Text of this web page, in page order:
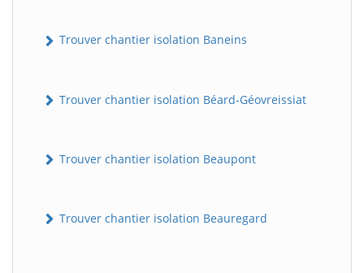
Trouver chantier isolation Baneins
Trouver chantier isolation Béard-Géovreissiat
Trouver chantier isolation Beaupont
Trouver chantier isolation Beauregard